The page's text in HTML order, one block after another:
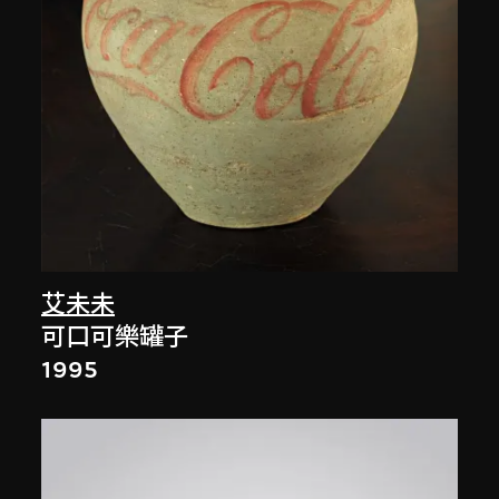
艾未未
可口可樂罐子
1995